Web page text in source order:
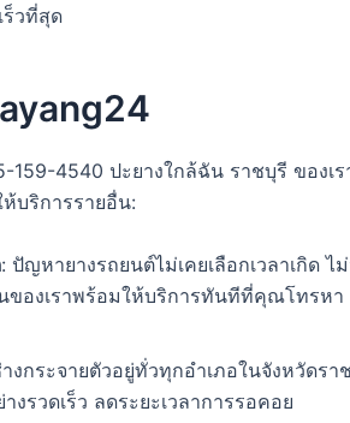
ร็วที่สุด
4540 ปะยางใกล้ฉัน ราชบุรี ของเร
บริการรายอื่น:
: ปัญหายางรถยนต์ไม่เคยเลือกเวลาเกิด ไ
องเราพร้อมให้บริการทันทีที่คุณโทรหา
างกระจายตัวอยู่ทั่วทุกอำเภอในจังหวัดรา
รวดเร็ว ลดระยะเวลาการรอคอย